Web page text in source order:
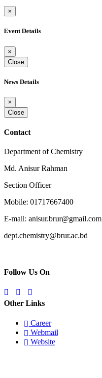
×
Event Details
×
Close
News Details
×
Close
Contact
Department of Chemistry
Md. Anisur Rahman
Section Officer
Mobile: 01717667400
E-mail: anisur.brur@gmail.com
dept.chemistry@brur.ac.bd
Follow Us On
Other Links
Career
Webmail
Website